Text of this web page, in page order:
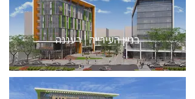
בניין העירייה | רעננה